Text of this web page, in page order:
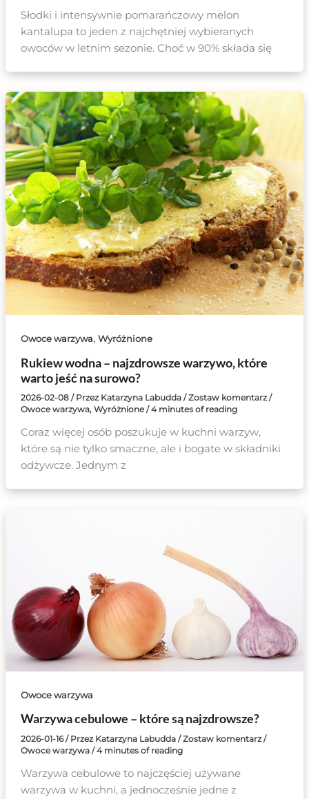
Słodki i intensywnie pomarańczowy melon
kantalupa to jeden z najchętniej wybieranych
owoców w letnim sezonie. Choć w 90% składa się
Owoce warzywa, Wyróżnione
Rukiew wodna – najzdrowsze warzywo, które
warto jeść na surowo?
2026-02-08 / Przez Katarzyna Labudda /Zostaw komentarz /
Owoce warzywa, Wyróżnione/4 minutes of reading
Coraz więcej osób poszukuje w kuchni warzyw,
które są nie tylko smaczne, ale i bogate w składniki
odżywcze. Jednym z
Owoce warzywa
Warzywa cebulowe – które są najzdrowsze?
2026-01-16/ Przez Katarzyna Labudda /Zostaw komentarz /
Owoce warzywa/4 minutes of reading
Warzywa cebulowe to najczęściej używane
warzywa w kuchni, a jednocześnie jedne z